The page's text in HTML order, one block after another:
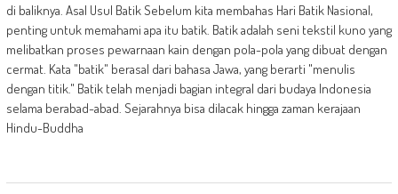
di baliknya. Asal Usul Batik Sebelum kita membahas Hari Batik Nasional,
penting untuk memahami apa itu batik. Batik adalah seni tekstil kuno yang
melibatkan proses pewarnaan kain dengan pola-pola yang dibuat dengan
cermat. Kata "batik" berasal dari bahasa Jawa, yang berarti "menulis
dengan titik." Batik telah menjadi bagian integral dari budaya Indonesia
selama berabad-abad. Sejarahnya bisa dilacak hingga zaman kerajaan
Hindu-Buddha